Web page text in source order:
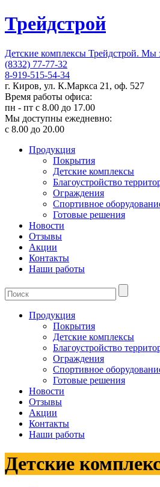
Трейдстрой
Детские комплексы Трейдстрой. Мы
(8332) 77-77-32
8-919-515-54-34
г. Киров, ул. К.Маркса 21, оф. 527
Время работы офиса:
пн - пт с 8.00 до 17.00
Мы доступны ежедневно:
с 8.00 до 20.00
Продукция
Покрытия
Детские комплексы
Благоустройство
Ограждения
Спортивное
Готовые решения
Новости
Отзывы
Акции
Контакты
Наши работы
Продукция
Покрытия
Детские комплексы
Благоустройство
Ограждения
Спортивное
Готовые решения
Новости
Отзывы
Акции
Контакты
Наши работы
Детские